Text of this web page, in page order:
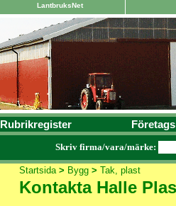
LantbruksNet
Rubrikregister
Skriv firma/vara/märke:
Startsida> Bygg> Tak, plast
Kontakta Halle